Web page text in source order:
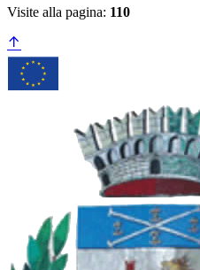
Visite alla pagina: 110